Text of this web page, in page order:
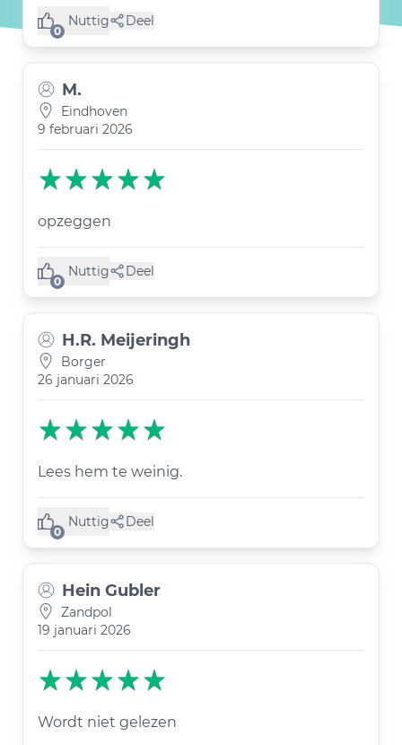
0
Nuttig
(0 like) Deel
M.
Eindhoven
9 februari 2026
opzeggen
0
Nuttig
(0 like) Deel
H.R. Meijeringh
Borger
26 januari 2026
Lees hem te weinig.
0
Nuttig
(0 like) Deel
Hein Gubler
Zandpol
19 januari 2026
Wordt niet gelezen